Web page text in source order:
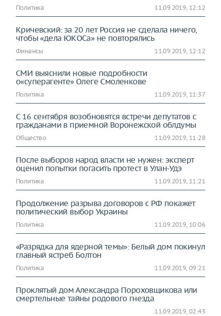
Политика 11.09.2019, 12:12
Кричевский: за 20 лет Россия не сделала ничего,
чтобы «дела ЮКОСа» не повторялись
Финансы 11.09.2019, 12:12
СМИ выяснили новые подробности
о«суперагенте» Олеге Смоленкове
Политика 11.09.2019, 11:37
С 16 сентября возобновятся встречи депутатов с
гражданами в приемной Воронежской облдумы
Общество 11.09.2019, 11:28
После выборов народ власти не нужен: эксперт
оценил попытки погасить протест в Улан-Удэ
Политика 11.09.2019, 11:21
Продолжение разрыва договоров с РФ покажет
политический выбор Украины
Политика 11.09.2019, 10:06
«Разрядка для ядерной темы»: Белый дом покинул
главный ястреб Болтон
Политика 11.09.2019, 09:21
Проклятый дом Александра Пороховщикова или
смертельные тайны родового гнезда
11.09.2019, 02:43